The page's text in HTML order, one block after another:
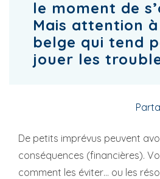
le moment de
Mais attention à
belge qui tend
jouer les
De petits imprévus peuvent
conséquences (financières).
comment les éviter… ou les